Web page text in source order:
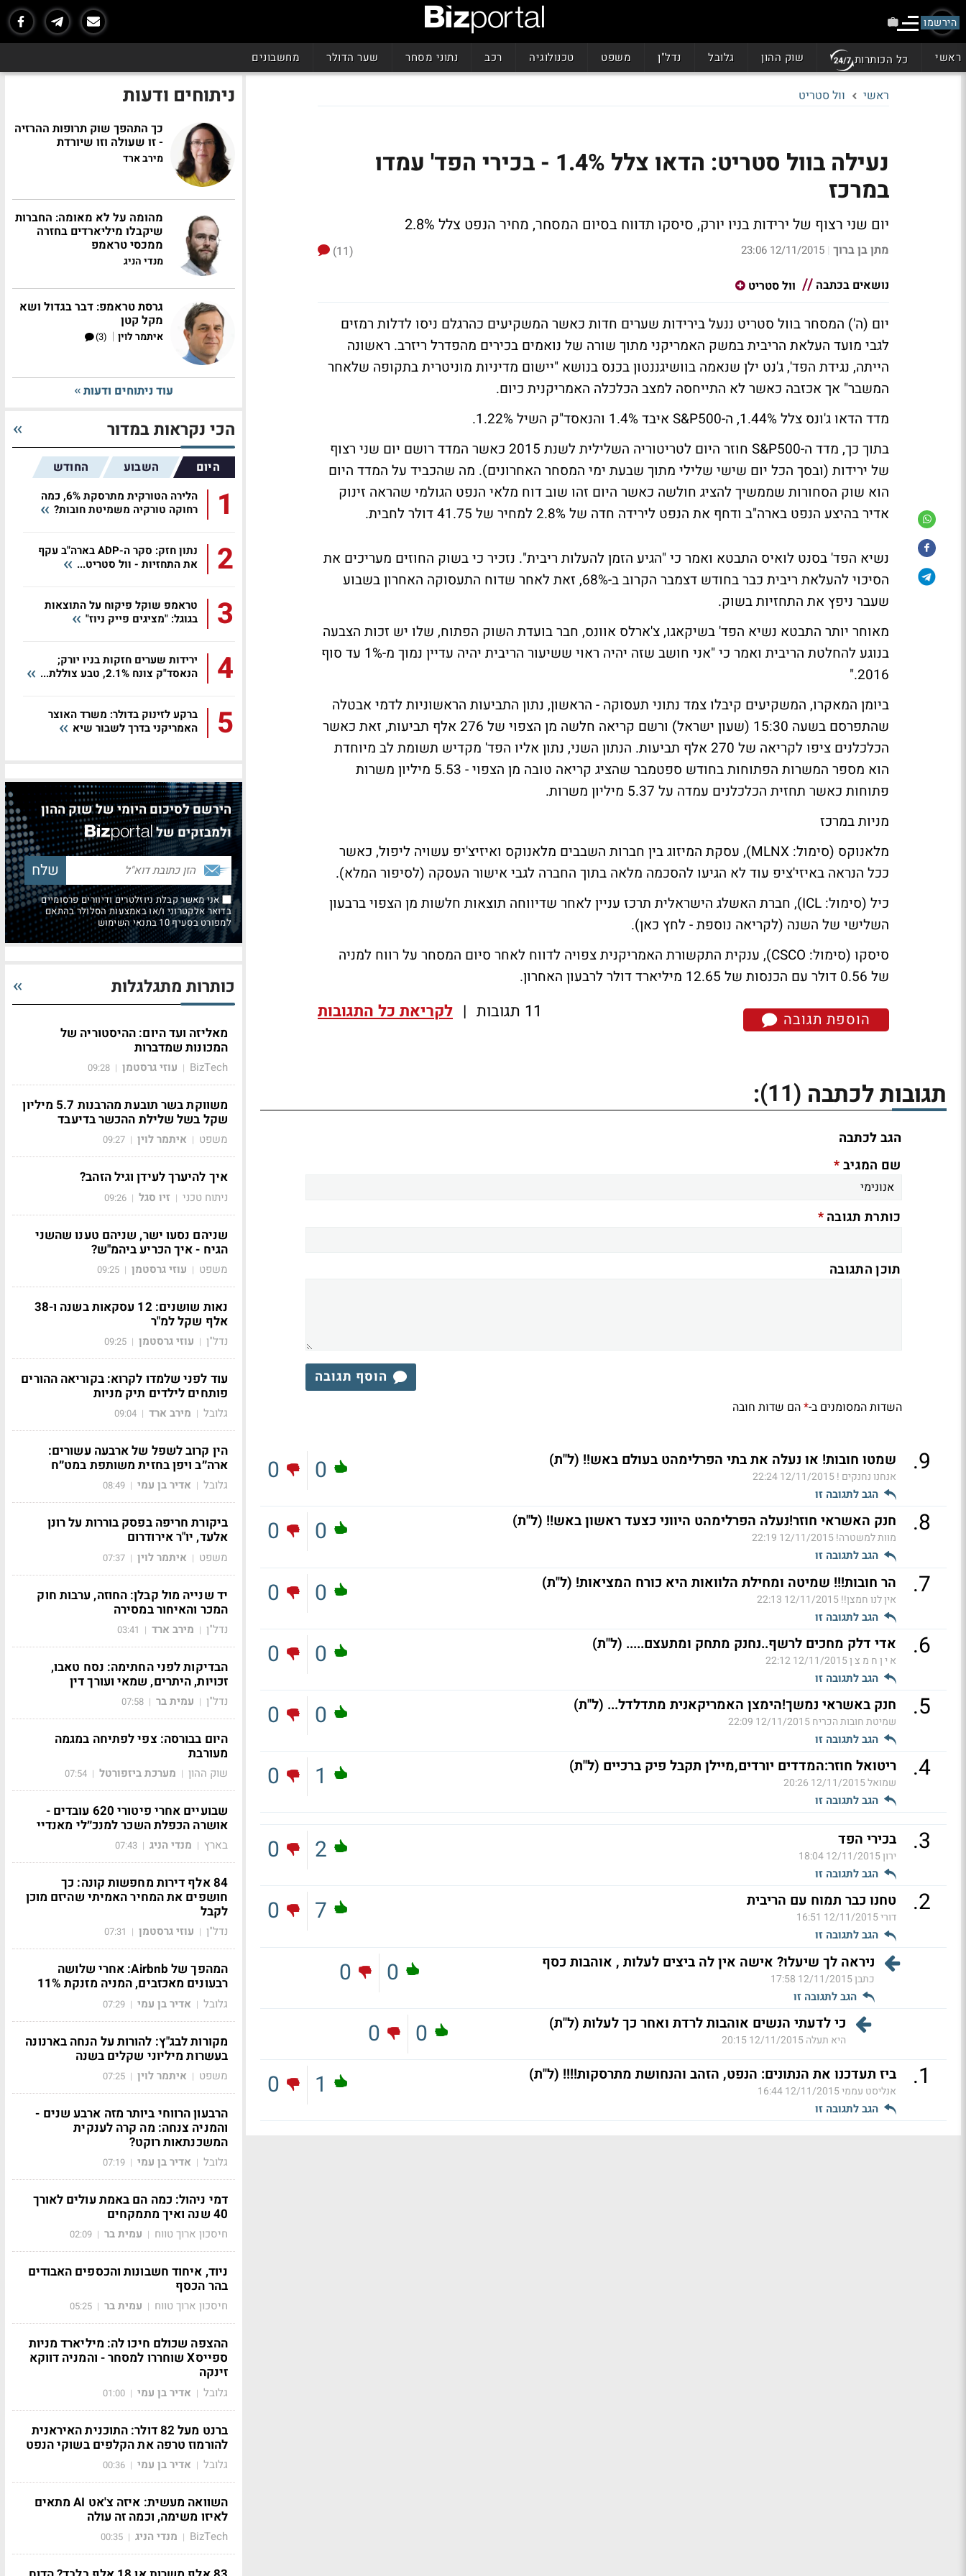
הירשמו
ראשי כל הכותרות שוק ההון גלובל נדל"ן משפט טכנולוגיה רכב נתוני מסחר שער הדולר מחשבונים
ראשי וול סטריט
נעילה בוול סטריט: הדאו צלל 1.4% - בכירי הפד' עמדו
במרכז
יום שני רצוף של ירידות בניו יורק, סיסקו תדווח בסיום המסחר, מחיר הנפט צלל 2.8%
מתן בן ברוך |
12/11/2015 23:06
(11)
נושאים בכתבה
וול סטריט
יום (ה') המסחר בוול סטריט ננעל בירידות שערים חדות כאשר המשקיעים כהרגלם ניסו לדלות רמזים
לגבי מועד העלאת הריבית במשק האמריקני מתוך שורה של נואמים בכירים מהפדרל ריזרב. ראשונה
הייתה, נגידת הפד', ג'נט ילן שנאמה בוושיגננטון בכנס בנושא "יישום מדיניות מוניטרית בתקופה שלאחר
המשבר" אך אכזבה כאשר לא התייחסה למצב הכלכלה האמריקנית כיום.
מדד הדאו ג'ונס צלל 1.44%, ה-S&P500 איבד 1.4% והנאסד"ק השיל 1.22%.
בתוך כך, מדד ה-S&P500 חוזר היום לטריטוריה השלילית לשנת 2015 כאשר המדד רושם יום שני רצוף
של ירידות (ובסך הכל יום שישי שלילי מתוך שבעת ימי המסחר האחרונים). מה שהכביד על המדד היום
הוא שוק הסחורות שממשיך להציג חולשה כאשר היום זהו שוב דוח מלאי הנפט הגולמי שהראה זינוק
אדיר בהיצע הנפט בארה"ב ודחף את הנפט לירידה חדה של 2.8% למחיר של 41.75 דולר לחבית.
נשיא הפד' בסנט לואיס התבטא ואמר כי"הגיע הזמן להעלות ריבית". נזכיר כי בשוק החוזים מעריכים את
הסיכוי להעלאת ריבית כבר בחודש דצמבר הקרוב ב-68%, זאת לאחר שדוח התעסוקה האחרון בשבוע
שעבר ניפץ את התחזיות בשוק.
מאוחר יותר התבטא נשיא הפד' בשיקאגו, צ'ארלס אוונס, חבר בועדת השוק הפתוח, שלו יש זכות הצבעה
בנוגע להחלטת הריבית ואמר כי "אני חושב שזה יהיה ראוי ששיעור הריבית יהיה עדיין נמוך מ-1% עד סוף
2016."
ביומן המאקרו, המשקיעים קיבלו צמד נתוני תעסוקה - הראשון, נתון התביעות הראשוניות לדמי אבטלה
שהתפרסם בשעה 15:30 (שעון ישראל) ורשם קריאה חלשה מן הצפוי של 276 אלף תביעות, זאת כאשר
הכלכלנים ציפו לקריאה של 270 אלף תביעות. הנתון השני, נתון אליו הפד' מקדיש תשומת לב מיוחדת
הוא מספר המשרות הפתוחות בחודש ספטמבר שהציג קריאה טובה מן הצפוי - 5.53 מיליון משרות
פתוחות כאשר תחזית הכלכלנים עמדה על 5.37 מיליון משרות.
מניות במרכז
מלאנוקס (סימול: MLNX),
עסקת המיזוג בין חברות השבבים מלאנוקס ואיזיצ'יפ עשויה ליפול, כאשר
ככל הנראה באיזי'ציפ עוד לא הגיעו להסכמה מלאה בתוך החברה לגבי אישור העסקה (לסיפור המלא).
כיל (סימול: ICL),
חברת האשלג הישראלית תרכז עניין לאחר שדיווחה תוצאות חלשות מן הצפוי ברבעון
השלישי של השנה (לקריאה נוספת - לחץ כאן).
סיסקו (סימול: CSCO),
ענקית התקשורת האמריקנית צפויה לדווח לאחר סיום המסחר על רווח למניה
של 0.56 דולר עם הכנסות של 12.65 מיליארד דולר לרבעון האחרון.
הוספת תגובה 11 תגובות | לקריאת כל התגובות
תגובות לכתבה (11)
:
הגב לכתבה
שם המגיב*
כותרת תגובה*
תוכן התגובה
הוסף תגובה
השדות המסומנים ב-*הם שדות חובה
9
. שמטו חובות! או נעלה את בתי הפרלימהט בעולם באש!! (ל"ת)
אנחנו נחנקים !12/11/2015 22:24
הגב לתגובה זו
0
0
8
. חנק האשראי חוזר!נעלה הפרלימהט היווני כצעד ראשון באש!! (ל"ת)
מוות למשטרה!12/11/2015 22:19
הגב לתגובה זו
0
0
7
. הר חובות!!! שמיטה ומחילת הלוואות היא כורח המציאות! (ל"ת)
אין לנו חמצן!!12/11/2015 22:13
הגב לתגובה זו
0
0
6
. אדי דלק מחכים לרשף..נחנק מתחק ומתעצם..... (ל"ת)
א י ן ח מ צ ן12/11/2015 22:12
הגב לתגובה זו
0
0
5
. חנק באשראי נמשך!הימצן האמריקאנית מתדלדל... (ל"ת)
שמיטת חובות הכריח12/11/2015 22:09
הגב לתגובה זו
0
0
4
. ריטואל חוזר:המדדים יורדים,מיילן תקבל פיק ברכיים (ל"ת)
שמואל12/11/2015 20:26
הגב לתגובה זו
1
0
3
. בכירי הפד
ירון12/11/2015 18:04
הגב לתגובה זו
2
0
2
. טחנו כבר תמוח עם הריבית
דורי12/11/2015 16:51
הגב לתגובה זו
7
0
ניראה לך שיעלו? אישה אין לה ביצים לעלות , אוהבות כסף
כתבן12/11/2015 17:58
הגב לתגובה זו
0
0
כי לדעתי הנשים אוהבות לרדת ואחר כך לעלות (ל"ת)
היא תעלה12/11/2015 20:15
0
0
1
. ביז תעדכנו את הנתונים: הנפט, הזהב והנחושת מתרסקות!!!! (ל"ת)
אנליסט עממי12/11/2015 16:44
הגב לתגובה זו
1
0
ניתוחים ודעות
כך התהפך שוק תרופות ההרזיה
- זו שעולה וזו שיורדת
מירב ארד
מהומה על לא מאומה: החברות
שיקבלו מיליארדים בחזרה
ממכסי טראמפ
מנדי הניג
גרסת טראמפ: דבר בגדול ושא
מקל קטן
איתמר לוין |
(3)
עוד ניתוחים ודעות
הכי נקראות במדור
היום השבוע החודש
1
הלירה הטורקית מתרסקת 6%, כמה
רחוקה טורקיה משמיטת חובות?
2
נתון חזק: סקר ה-ADP בארה"ב עקף
את התחזיות - וול סטריט...
3
טראמפ שוקל פיקוח על התוצאות
בגוגל: "מציגים פייק ניוז"
4
ירידות שערים חזקות בניו יורק;
הנאסד"ק צונח 2.1%, טבע צוללת...
5
ברקע לזינוק בדולר: משרד האוצר
האמריקני בדרך לשבור שיא
הירשם לסיכום היומי של שוק ההון
ולמבזקים של
אני מאשר קבלת ניוזלטרים ודיוורים פרסומיים
בדואר אלקטרוני ו/או באמצעות הסלולר בהתאם
למפורט בסעיף 10 בתנאי השימוש
כותרות מתגלגלות
מאליזה ועד היום: ההיסטוריה של
המכונות שמדברות
BizTech
| עוזי גרסטמן |
09:28
משווקת בשר תובעת מהרבנות 5.7 מיליון
שקל בשל שלילת ההכשר בדיעבד
משפט | איתמר לוין |
09:27
איך להיערך לעידן וגיל הזהב?
ניתוח טכני | זיו סגל |
09:26
שניהם נסעו ישר, שניהם טענו שהשני
הגיח - איך הכריע ביהמ"ש?
משפט | עוזי גרסטמן |
09:25
נאות שושנים: 12 עסקאות בשנה ו-38
אלף שקל למ"ר
נדל"ן | עוזי גרסטמן |
09:25
עוד לפני שלמדו לקרוא: בקוריאה ההורים
פותחים לילדים תיק מניות
גלובל | מירב ארד |
09:04
הין קרוב לשפל של ארבעה עשורים:
ארה״ב ויפן בחזית משותפת במט״ח
גלובל | אדיר בן עמי |
08:49
ביקורת חריפה בפסק בוררות על רונן
אלעד, יו"ר אירודרום
משפט | איתמר לוין |
07:37
יד שנייה מול קבלן: החוזה, ערבות חוק
המכר והאיחור במסירה
נדל"ן | מירב ארד |
03:41
הבדיקות לפני החתימה: נסח טאבו,
זכויות, היתרים, שמאי ועורך דין
נדל"ן | עמית בר |
07:58
היום בבורסה: צפי לפתיחה במגמה
מעורבת
שוק ההון | מערכת ביזפורטל |
07:54
שבועיים אחרי פיטורי 620 עובדים -
אושרה הכפלת השכר למנכ״לי מאנדיי
בארץ | מנדי הניג |
07:43
84 אלף דירות מחפשות קונה: כך
חושפים את המחיר האמיתי שהיזם מוכן
לקבל
נדל"ן | עוזי גרסטמן |
07:31
המהפך של Airbnb: אחרי שלושה
רבעונים מאכזבים, המניה מזנקת 11%
גלובל | אדיר בן עמי |
07:29
מקורות לבג"ץ: להורות על הנחה בארנונה
בעשרות מיליוני שקלים בשנה
משפט | איתמר לוין |
07:25
הרבעון הרווחי ביותר מזה ארבע שנים -
והמניה צנחה: מה קרה לענקית
המשכנתאות רוקט?
גלובל | אדיר בן עמי |
07:19
דמי ניהול: כמה הם באמת עולים לאורך
40 שנה ואיך מתמקחים
חיסכון ארוך טווח | עמית בר |
02:09
ניוד, איחוד חשבונות והכספים האבודים
בהר הכסף
חיסכון ארוך טווח | עמית בר |
05:25
ההצפה שכולם חיכו לה: מיליארד מניות
ספייסX שוחררו למסחר - והמניה דווקא
זינקה
גלובל | אדיר בן עמי |
01:00
ברנט מעל 82 דולר: התוכנית האיראנית
להורמוז טרפה את הקלפים בשוקי הנפט
גלובל | אדיר בן עמי |
00:36
השוואה מעשית: איזה צ'אט AI מתאים
לאיזו משימה, וכמה זה עולה
BizTech
| מנדי הניג |
00:35